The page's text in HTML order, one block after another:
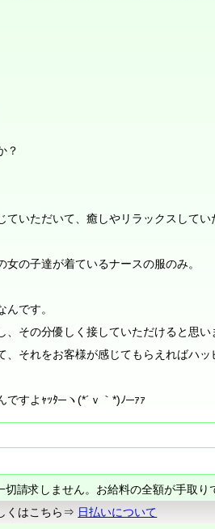
？
いただいて、癒しやリラックスしてい
の子達が着ているナースの服のみ。
です。
その分優しく接していただけると思い
それをお客様が感じてもらえればハ
すよｬｯﾀ─ヽ(*´ｖ｀*)ﾉ─ｧｧ
請求しません。お給料の全額が手取り
くはこちら⇒ 日払いについて